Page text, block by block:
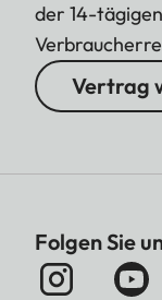
der 14-
Vertrag
Folgen Sie